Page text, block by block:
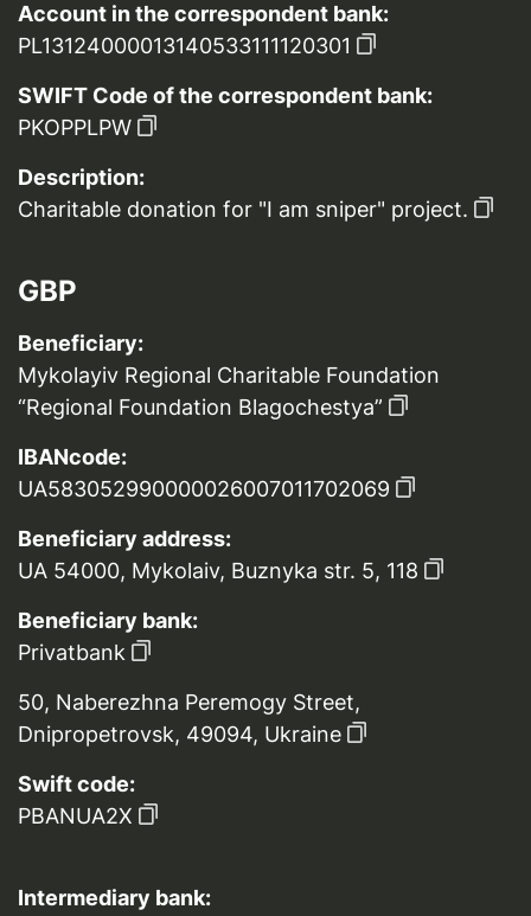
Account in the correspondent bank:
PL13124000013140533111120301
SWIFT Code of the correspondent bank:
PKOPPLPW
Description:
Charitable donation for "I am sniper" project.
GBP
Beneficiary:
Mykolayiv Regional Charitable Foundation
“Regional Foundation Blagochestya”
IBANcode:
UA583052990000026007011702069
Beneficiary address:
UA 54000, Mykolaiv, Buznyka str. 5, 118
Beneficiary bank:
Privatbank
50, Naberezhna Peremogy Street,
Dnipropetrovsk, 49094, Ukraine
Swift code:
PBANUA2X
Intermediary bank: